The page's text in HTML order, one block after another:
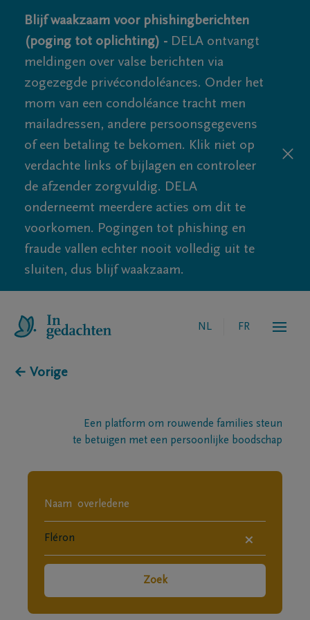
Blijf waakzaam voor phishingberichten
(poging tot oplichting) - DELA ontvangt
meldingen over valse berichten via
zogezegde privécondoléances. Onder het
mom van een condoléance tracht men
mailadressen, andere persoonsgegevens
of een betaling te bekomen. Klik niet op
verdachte links of bijlagen en controleer
de afzender zorgvuldig. DELA
onderneemt meerdere acties om dit te
voorkomen. Pogingen tot phishing en
fraude vallen echter nooit volledig uit te
sluiten, dus blijf waakzaam.
NL FR
← Vorige
Een platform om rouwende families steun
te betuigen met een persoonlijke boodschap
×
Zoek